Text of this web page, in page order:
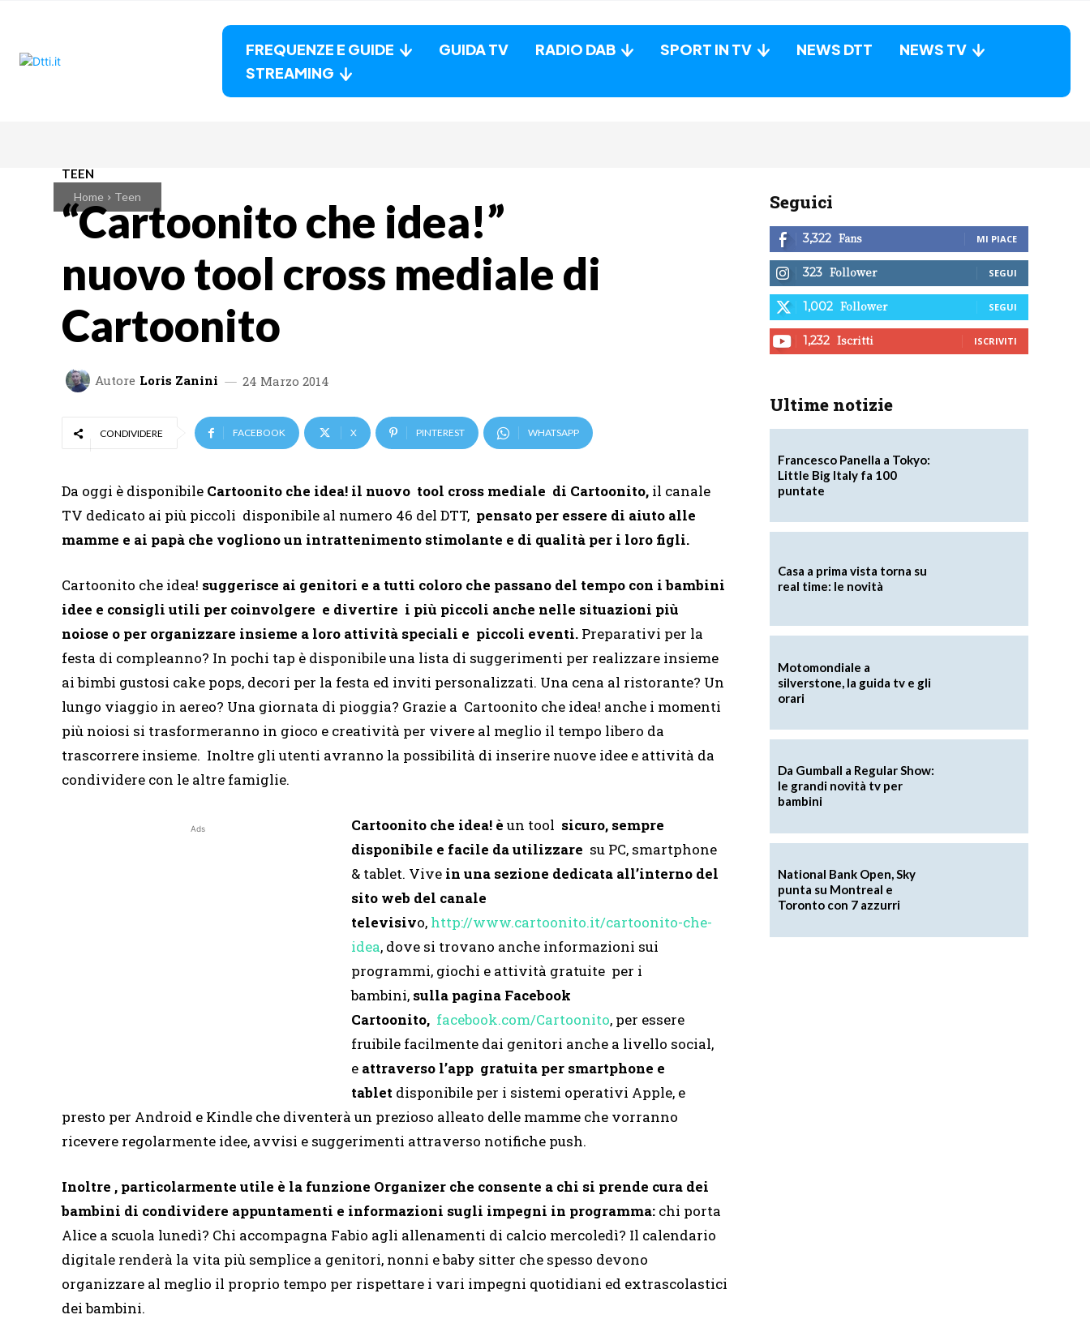
FREQUENZE E GUIDE GUIDA TV RADIO DAB SPORT IN TV NEWS DTT
NEWS TV
STREAMING
Home Teen
TEEN
“Cartoonito che idea!”
nuovo tool cross mediale di
Cartoonito
Autore Loris Zanini 24 Marzo 2014
CONDIVIDERE FACEBOOK X PINTEREST WHATSAPP
Da oggi è disponibile Cartoonito che idea! il nuovo tool cross mediale di Cartoonito, il canale
TV dedicato ai più piccoli disponibile al numero 46 del DTT, pensato per essere di aiuto alle
mamme e ai papà che vogliono un intrattenimento stimolante e di qualità per i loro figli.
Cartoonito che idea! suggerisce ai genitori e a tutti coloro che passano del tempo con i bambini
idee e consigli utili per coinvolgere e divertire i più piccoli anche nelle situazioni più
noiose o per organizzare insieme a loro attività speciali e piccoli eventi. Preparativi per la
festa di compleanno? In pochi tap è disponibile una lista di suggerimenti per realizzare insieme
ai bimbi gustosi cake pops, decori per la festa ed inviti personalizzati. Una cena al ristorante? Un
lungo viaggio in aereo? Una giornata di pioggia? Grazie a Cartoonito che idea! anche i momenti
più noiosi si trasformeranno in gioco e creatività per vivere al meglio il tempo libero da
trascorrere insieme. Inoltre gli utenti avranno la possibilità di inserire nuove idee e attività da
condividere con le altre famiglie.
Ads Cartoonito che idea! è un tool sicuro, sempre
disponibile e facile da utilizzare su PC, smartphone
& tablet. Vive in una sezione dedicata all’interno del
sito web del canale
televisivo, http://www.cartoonito.it/cartoonito-che-
idea, dove si trovano anche informazioni sui
programmi, giochi e attività gratuite per i
bambini, sulla pagina Facebook
Cartoonito, facebook.com/Cartoonito, per essere
fruibile facilmente dai genitori anche a livello social,
e attraverso l’app gratuita per smartphone e
tablet disponibile per i sistemi operativi Apple, e
presto per Android e Kindle che diventerà un prezioso alleato delle mamme che vorranno
ricevere regolarmente idee, avvisi e suggerimenti attraverso notifiche push.
Inoltre , particolarmente utile è la funzione Organizer che consente a chi si prende cura dei
bambini di condividere appuntamenti e informazioni sugli impegni in programma: chi porta
Alice a scuola lunedì? Chi accompagna Fabio agli allenamenti di calcio mercoledì? Il calendario
digitale renderà la vita più semplice a genitori, nonni e baby sitter che spesso devono
organizzare al meglio il proprio tempo per rispettare i vari impegni quotidiani ed extrascolastici
dei bambini.
Seguici
3,322 Fans MI PIACE
323 Follower SEGUI
1,002 Follower SEGUI
1,232 Iscritti ISCRIVITI
Ultime notizie
Francesco Panella a Tokyo:
Little Big Italy fa 100
puntate
Casa a prima vista torna su
real time: le novità
Motomondiale a
silverstone, la guida tv e gli
orari
Da Gumball a Regular Show:
le grandi novità tv per
bambini
National Bank Open, Sky
punta su Montreal e
Toronto con 7 azzurri